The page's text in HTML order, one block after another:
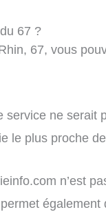
67 ?
67, vous
ne
le plus proche
n’est